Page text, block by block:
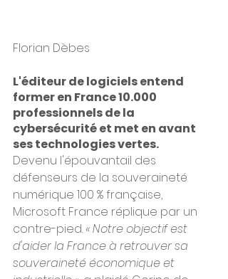
Florian Dèbes
L'éditeur de logiciels entend
former en France 10.000
professionnels de la
cybersécurité et met en avant
ses technologies vertes.
Devenu l'épouvantail des
défenseurs de la souveraineté
numérique 100 % française,
Microsoft France réplique par un
contre-pied. « Notre objectif est
d'aider la France à retrouver sa
souveraineté économique et